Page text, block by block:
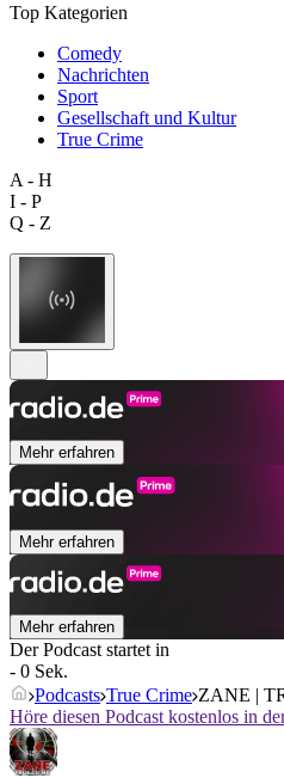
Top Kategorien
Comedy
Nachrichten
Sport
Gesellschaft und Kultur
True Crime
A - H
I - P
Q - Z
Mehr erfahren
Mehr erfahren
Mehr erfahren
Der Podcast startet in
- 0 Sek.
Podcasts True Crime ZANE |
Höre diesen Podcast kostenlos in